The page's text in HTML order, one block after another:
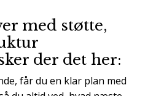
med støtte,
der det her:
får du en klar plan med